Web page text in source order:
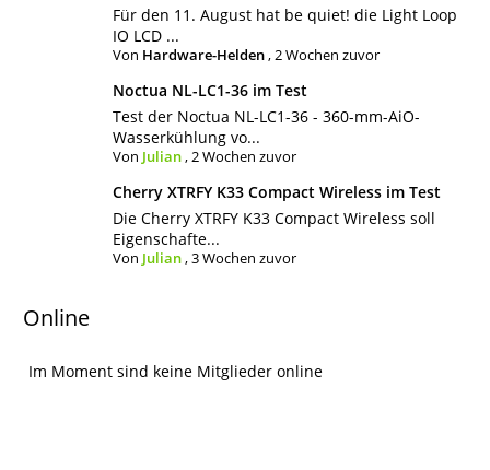
Für den 11. August hat be quiet! die Light Loop
IO LCD ...
Von Hardware-Helden,2 Wochen zuvor
Noctua NL-LC1-36 im Test
Test der Noctua NL-LC1-36 - 360-mm-AiO-
Wasserkühlung vo...
Von Julian,2 Wochen zuvor
Cherry XTRFY K33 Compact Wireless im Test
Die Cherry XTRFY K33 Compact Wireless soll
Eigenschafte...
Von Julian,3 Wochen zuvor
Online
Im Moment sind keine Mitglieder online